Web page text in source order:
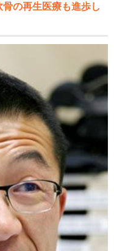
の再生医療も進歩し